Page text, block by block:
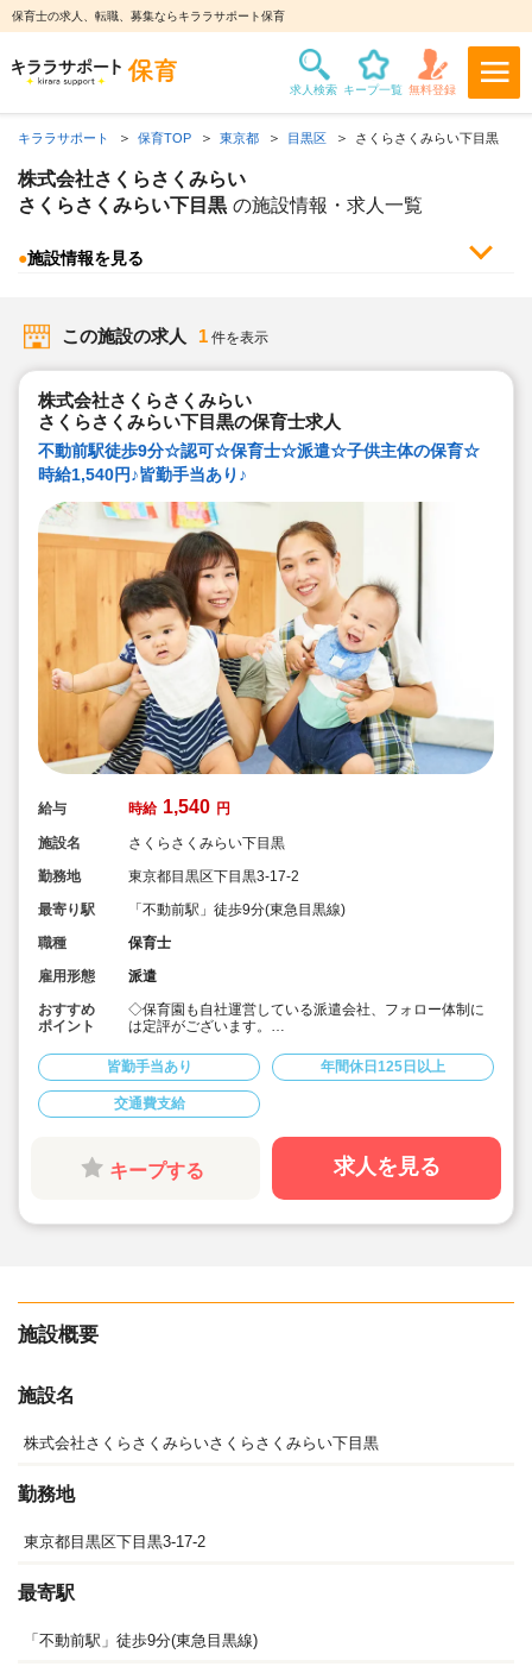
保育士の求人、転職、募集ならキララサポート保育
キララサポート 保育TOP 東京都 目黒区 さくらさくみらい下目黒
株式会社さくらさくみらい
さくらさくみらい下目黒 の施設情報・求人一覧
●施設情報を見る
この施設の求人 1 件を表示
株式会社さくらさくみらい
さくらさくみらい下目黒の保育士求人
不動前駅徒歩9分☆認可☆保育士☆派遣☆子供主体の保育☆
時給1,540円♪皆勤手当あり♪
給与 時給 1,540 円
施設名
さくらさくみらい下目黒
勤務地
東京都目黒区下目黒3-17-2
最寄り駅
「不動前駅」徒歩9分(東急目黒線)
職種
保育士
雇用形態
派遣
おすすめ
ポイント
◇保育園も自社運営している派遣会社、フォロー体制に
は定評がございます。
◇不動前駅より徒歩9分！
◇「子ども主体」「あわてず個性を伸ばす」保育を大切
にしています！
◇無垢の木をふんだんに使った温もりのある園です。
のようにのびのびと過ごせる場所で優しく見守り、気持
ちを受けとめながら心を育んでいく保育です！
◇子供一人ひとりと向き合った保育を行いたい方にオス
皆勤手当あり 年間休日125日以上
交通費支給
キープする 求人を見る
施設概要
施設名
株式会社さくらさくみらいさくらさくみらい下目黒
勤務地
東京都目黒区下目黒3-17-2
最寄駅
「不動前駅」徒歩9分(東急目黒線)